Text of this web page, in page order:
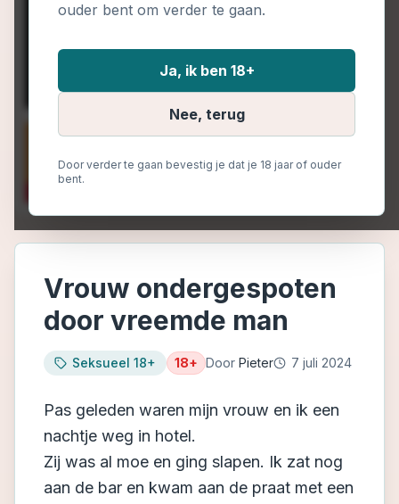
ouder bent om verder te gaan.
Ja, ik ben 18+
Nee, terug
Door verder te gaan bevestig je dat je 18 jaar of ouder
bent.
Vrouw ondergespoten
door vreemde man
Seksueel 18+ 18+ Door Pieter 7 juli 2024
Pas geleden waren mijn vrouw en ik een
nachtje weg in hotel.
Zij was al moe en ging slapen. Ik zat nog
aan de bar en kwam aan de praat met een